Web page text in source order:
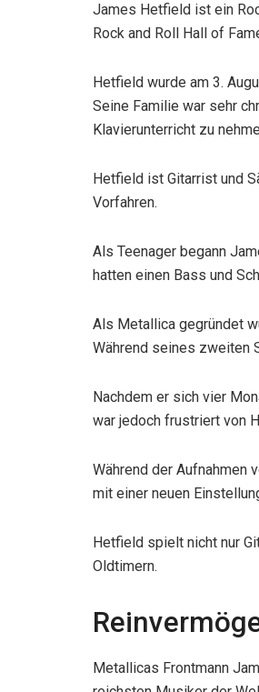
James Hetfield ist ein
Rock and Roll Hall of
Hetfield wurde am 3.
Seine Familie war sehr
Klavierunterricht zu
Hetfield ist Gitarrist und
Vorfahren.
Als Teenager begann
hatten einen Bass und
Als Metallica gegründet
Während seines zweiten
Nachdem er sich vier
war jedoch frustriert von
Während der Aufnahmen
mit einer neuen
Hetfield spielt nicht nur
Oldtimern.
Metallicas Frontmann